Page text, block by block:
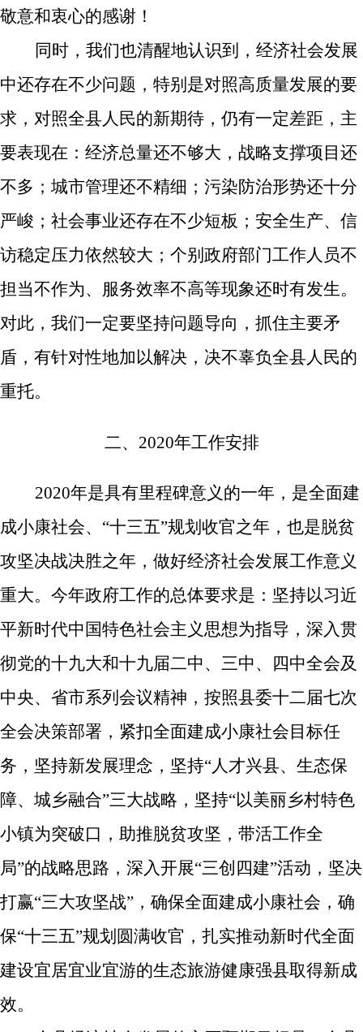
敬意和衷心的感谢！
同时，我们也清醒地认识到，经济社会发展
中还存在不少问题， 特别是对照高质量发展的要
求，对照全县人民的新期待，仍有一定差距，主
要表现在： 经济总量还不够大，战略支撑项目还
不多；城市管理还不精细；污染防治形势还十分
严峻；社会事业还存在不少短板；安全生产、信
访稳定压力依然较大；个别政府部门工作人员不
担当不作为、服务效率不高等现象还时有发生。
对此，我们一定要坚持问题导向，抓住主要矛
盾，有针对性地加以解决，决不辜负全县人民的
重托。
二、 2020年工作安排
2020年是具有里程碑意义的一年，是全面建
成小康社会、“十三五”规划收官之年，也是脱贫
攻坚决战决胜之年，做好经济社会发展工作意义
重大。今年政府工作的总体要求是： 坚持以习近
平新时代中国特色社会主义思想为指导，深入贯
彻党的十九大和十九届二中、三中、四中全会及
中央、省市系列会议精神，按照县委十二届七次
全会决策部署，紧扣全面建成小康社会目标任
务，坚持新发展理念，坚持“人才兴县、生态保
障、城乡融合”三大战略，坚持“以美丽乡村特色
小镇为突破口，助推脱贫攻坚，带活工作全
局”的战略思路，深入开展“三创四建”活动，坚决
打赢“三大攻坚战”，确保全面建成小康社会，确
保“十三五”规划圆满收官，扎实推动新时代全面
建设宜居宜业宜游的生态旅游健康强县取得新成
效。